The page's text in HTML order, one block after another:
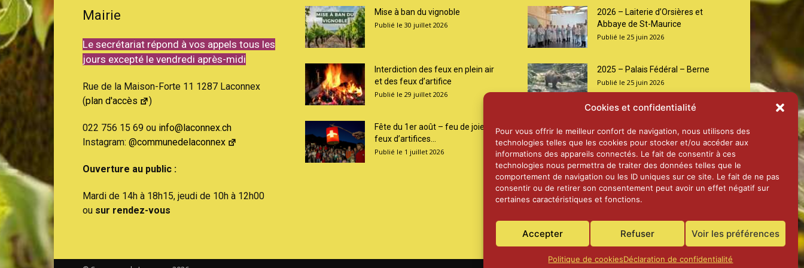
Cookies et confidentialité
Pour vous offrir le meilleur confort de navigation, nous utilisons des
technologies telles que les cookies pour stocker et/ou accéder aux
informations des appareils connectés. Le fait de consentir à ces
technologies nous permettra de traiter des données telles que le
comportement de navigation ou les ID uniques sur ce site. Le fait de ne pas
consentir ou de retirer son consentement peut avoir un effet négatif sur
certaines caractéristiques et fonctions.
Accepter Refuser Voir les préférences
Politique de cookiesDéclaration de confidentialité
Mairie
Le secrétariat répond à vos appels tous les
jours excepté le vendredi après-midi
Rue de la Maison-Forte 11 1287 Laconnex
(plan d'accès )
022 756 15 69 ou info@laconnex.ch
Instagram: @communedelaconnex
Ouverture au public :
Mardi de 14h à 18h15, jeudi de 10h à 12h00
ou sur rendez-vous
Mise à ban du vignoble
30 juillet 2026
Interdiction des feux en plein air
et des feux d’artifice
29 juillet 2026
Fête du 1er août – feu de joie et
feux d’artifices...
1 juillet 2026
2026 – Laiterie d’Orsières et
Abbaye de St-Maurice
25 juin 2026
2025 – Palais Fédéral – Berne
25 juin 2026
Aînés – Noël 2024
14 janvier 2025